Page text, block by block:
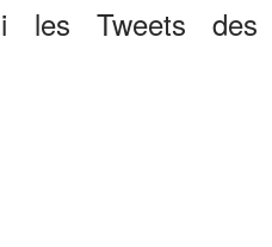
les Tweets des